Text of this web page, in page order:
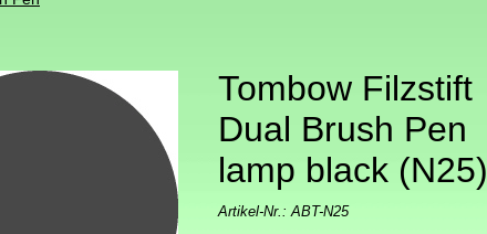
Tombow Filzstift
Dual Brush Pen
lamp black (N25)
Artikel-Nr.:ABT-N25